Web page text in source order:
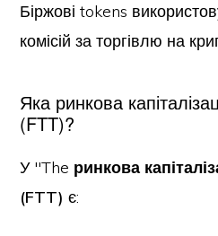
Біржові tokens
комісій за торгівлю на
Яка ринкова
(FTT)?
У "The ринкова
(FTT) є: